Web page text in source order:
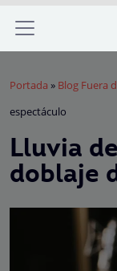
Portada » Blog Fuera
espectáculo
Lluvia
doblaje